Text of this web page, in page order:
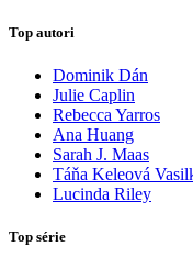
Top autori
Dominik Dán
Julie Caplin
Rebecca Yarros
Ana Huang
Sarah J. Maas
Táňa Keleová
Lucinda Riley
Top série